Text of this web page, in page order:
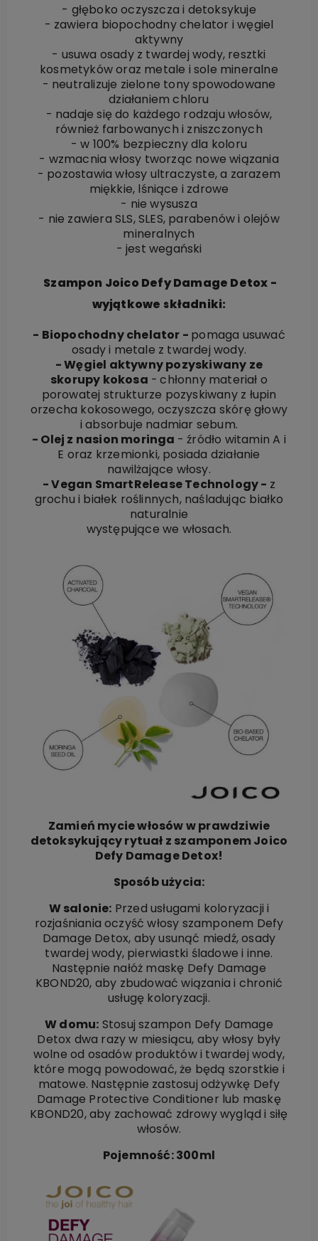
- głęboko oczyszcza i detoksykuje
- zawiera biopochodny chelator i węgiel
aktywny
- usuwa osady z twardej wody, resztki
kosmetyków oraz metale i sole mineralne
- neutralizuje zielone tony spowodowane
działaniem chloru
- nadaje się do każdego rodzaju włosów,
również farbowanych i zniszczonych
- w 100% bezpieczny dla koloru
- wzmacnia włosy tworząc nowe wiązania
- pozostawia włosy ultraczyste, a zarazem
miękkie, lśniące i zdrowe
- nie wysusza
- nie zawiera SLS, SLES, parabenów i olejów
mineralnych
- jest wegański
Szampon Joico Defy Damage Detox -
wyjątkowe składniki:
- Biopochodny chelator - pomaga usuwać
osady i metale z twardej wody.
- Węgiel aktywny pozyskiwany ze
skorupy kokosa - chłonny materiał o
porowatej strukturze pozyskiwany z łupin
orzecha kokosowego, oczyszcza skórę głowy
i absorbuje nadmiar sebum.
- Olej z nasion moringa -źródło witamin A i
E oraz krzemionki, posiada działanie
nawilżające włosy.
- Vegan SmartRelease Technology - z
grochu i białek roślinnych, naśladując białko
naturalnie
występujące we włosach.
Zamień mycie włosów w prawdziwie
detoksykujący rytuał z szamponem Joico
Defy Damage Detox!
Sposób użycia:
W salonie: Przed usługami koloryzacji i
rozjaśniania oczyść włosy szamponem Defy
Damage Detox, aby usunąć miedź, osady
twardej wody, pierwiastki śladowe i inne.
Następnie nałóż maskę Defy Damage
KBOND20, aby zbudować wiązania i chronić
usługę koloryzacji.
W domu: Stosuj szampon Defy Damage
Detox dwa razy w miesiącu, aby włosy były
wolne od osadów produktów i twardej wody,
które mogą powodować, że będą szorstkie i
matowe. Następnie zastosuj odżywkę Defy
Damage Protective Conditioner lub maskę
KBOND20, aby zachować zdrowy wygląd i siłę
włosów.
Pojemność: 300ml